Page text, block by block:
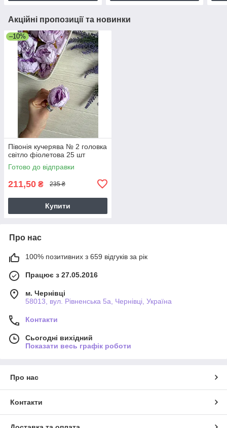
Акційні пропозиції та новинки
–10%
Півонія кучерява № 2 головка
світло фіолетова 25 шт
Готово до відправки
211,50 ₴ 235 ₴
Купити
Про нас
100% позитивних з 659 відгуків за рік
Працює з 27.05.2016
м. Чернівці
58013, вул. Рівненська 5а, Чернівці, Україна
Контакти
Сьогодні вихідний
Показати весь графік роботи
Про нас
Контакти